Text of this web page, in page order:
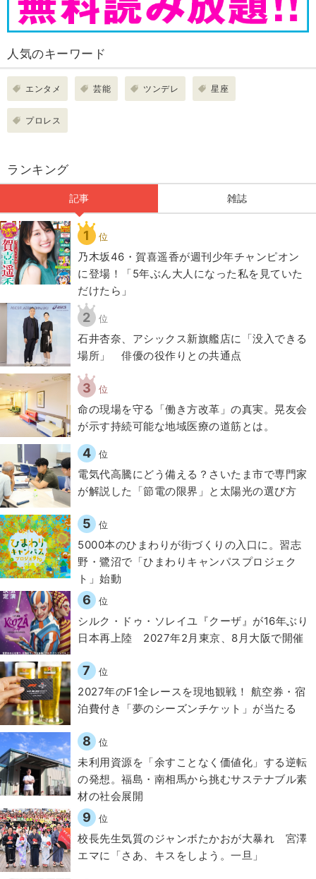
人気のキーワード
エンタメ 芸能 ツンデレ 星座
プロレス
ランキング
記事 雑誌
1 位
乃木坂46・賀喜遥香が週刊少年チャンピオン
に登場！「5年ぶん大人になった私を見ていた
だけたら」
2 位
石井杏奈、アシックス新旗艦店に「没入できる
場所」 俳優の役作りとの共通点
3 位
​命の現場を守る「働き方改革」の真実。晃友会
が示す持続可能な地域医療の道筋とは。
4 位
電気代高騰にどう備える？さいたま市で専門家
が解説した「節電の限界」と太陽光の選び方
5 位
5000本のひまわりが街づくりの入口に。習志
野・鷺沼で「ひまわりキャンパスプロジェク
ト」始動
6 位
シルク・ドゥ・ソレイユ『クーザ』が16年ぶり
日本再上陸 2027年2月東京、8月大阪で開催
7 位
2027年のF1全レースを現地観戦！ 航空券・宿
泊費付き「夢のシーズンチケット」が当たる
8 位
​​未利用資源を「余すことなく価値化」する逆転
の発想。福島・南相馬から挑むサステナブル素
材の社会展開​
9 位
校長先生気質のジャンボたかおが大暴れ 宮澤
エマに「さあ、キスをしよう。一旦」